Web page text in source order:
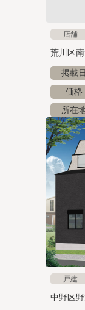
荒川区
掲載日
価格
所在
店舗
中野区
戸建